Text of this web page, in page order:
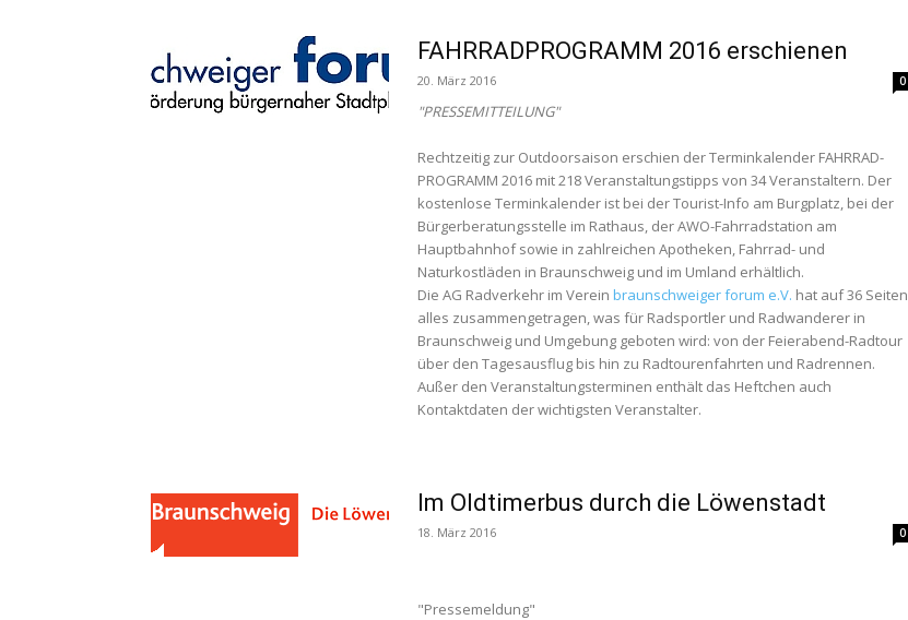
FAHRRADPROGRAMM 2016 erschienen
20. März 2016 0
"PRESSEMITTEILUNG"
Rechtzeitig zur Outdoorsaison erschien der Terminkalender FAHRRAD-
PROGRAMM 2016 mit 218 Veranstaltungstipps von 34 Veranstaltern. Der
kostenlose Terminkalender ist bei der Tourist-Info am Burgplatz, bei der
Bürgerberatungsstelle im Rathaus, der AWO-Fahrradstation am
Hauptbahnhof sowie in zahlreichen Apotheken, Fahrrad- und
Naturkostläden in Braunschweig und im Umland erhältlich.
Die AG Radverkehr im Verein braunschweiger forum e.V. hat auf 36 Seiten
alles zusammengetragen, was für Radsportler und Radwanderer in
Braunschweig und Umgebung geboten wird: von der Feierabend-Radtour
über den Tagesausflug bis hin zu Radtourenfahrten und Radrennen.
Außer den Veranstaltungsterminen enthält das Heftchen auch
Kontaktdaten der wichtigsten Veranstalter.
Im Oldtimerbus durch die Löwenstadt
18. März 2016 0
"Pressemeldung"